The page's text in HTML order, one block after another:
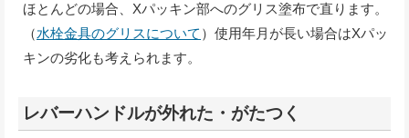
ほとんどの場合、Xパッキン部へのグリス塗布で直ります。
（水栓金具のグリスについて ）使用年月が長い場合はXパッ
キンの劣化も考えられます。
レバーハンドルが外れた・がたつく